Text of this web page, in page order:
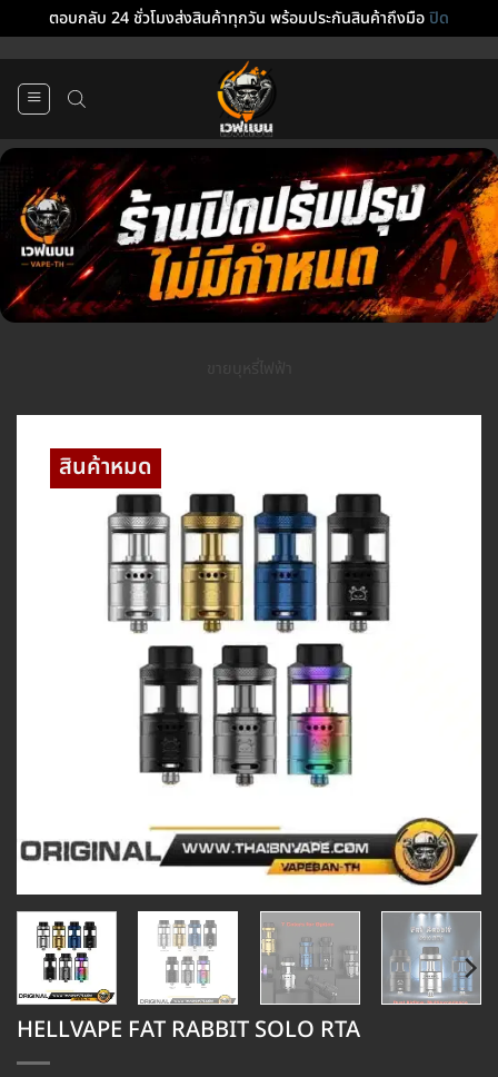
ตอบกลับ 24 ชั่วโมงส่งสินค้าทุกวัน พร้อมประกันสินค้าถึงมือปิด
HELLVAPE FAT RABBIT SOLO RTA